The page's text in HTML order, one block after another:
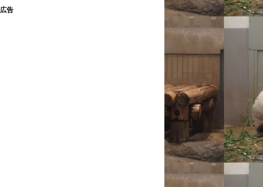
広告